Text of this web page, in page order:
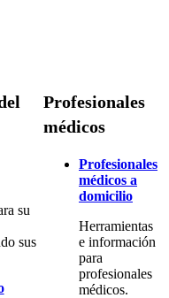
su
sus
Profesionales
médicos
Profesionales
médicos a
domicilio
Herramientas
e información
para
profesionales
médicos.